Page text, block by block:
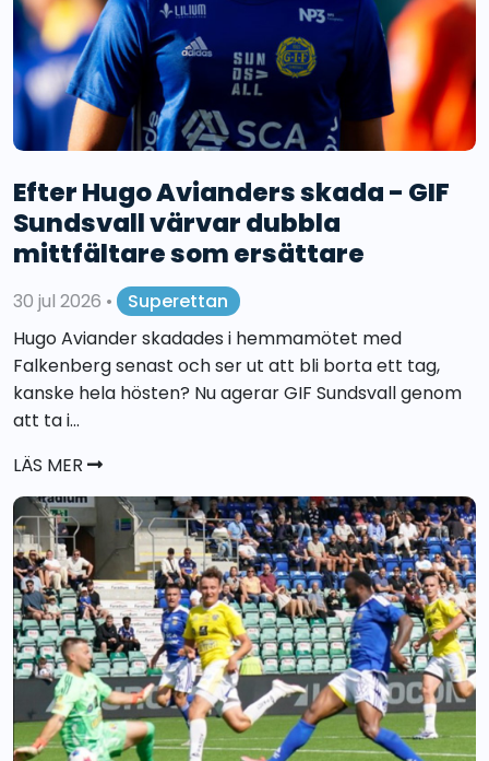
Efter Hugo Avianders skada - GIF
Sundsvall värvar dubbla
mittfältare som ersättare
30 jul 2026 •
Superettan
Hugo Aviander skadades i hemmamötet med
Falkenberg senast och ser ut att bli borta ett tag,
kanske hela hösten? Nu agerar GIF Sundsvall genom
att ta i...
LÄS MER